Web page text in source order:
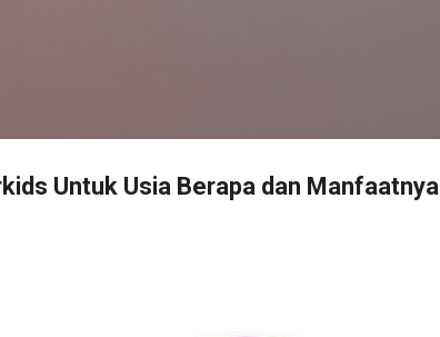
Untuk Usia Berapa dan Manfaatnya